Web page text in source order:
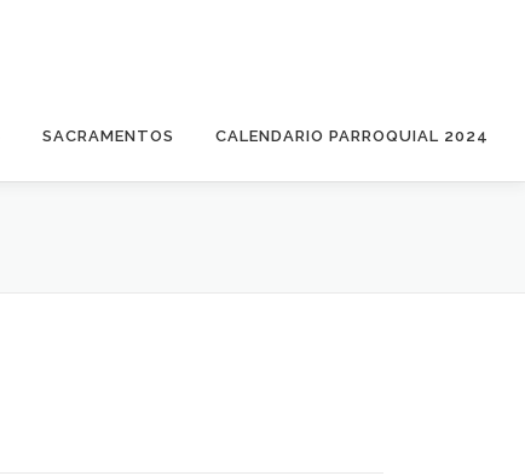
SACRAMENTOS CALENDARIO PARROQUIAL 2024